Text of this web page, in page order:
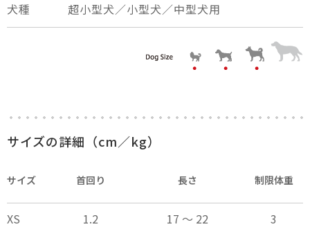
サイズの詳細（cm／kg）
サイズ 首回り 長さ 制限体重
XS 1.2 17 ～ 22 3
犬種 超小型犬／小型犬／中型犬用